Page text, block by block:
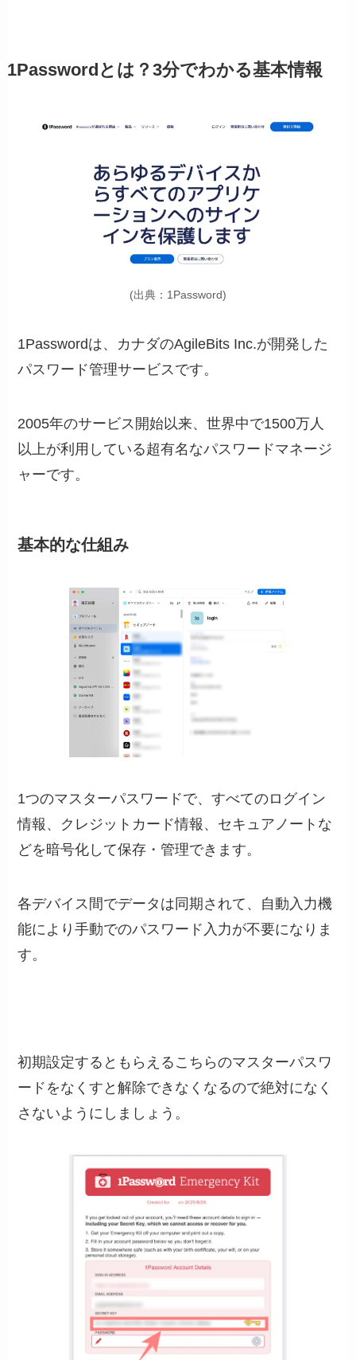
1Passwordとは？3分でわかる基本情報
(出典：1Password)
1Passwordは、カナダのAgileBits Inc.が開発した
パスワード管理サービスです。
2005年のサービス開始以来、世界中で1500万人
以上が利用している超有名なパスワードマネージ
ャーです。
基本的な仕組み
1つのマスターパスワードで、すべてのログイン
情報、クレジットカード情報、セキュアノートな
どを暗号化して保存・管理できます。
各デバイス間でデータは同期されて、自動入力機
能により手動でのパスワード入力が不要になりま
す。
初期設定するともらえるこちらのマスターパスワ
ードをなくすと解除できなくなるので絶対になく
さないようにしましょう。